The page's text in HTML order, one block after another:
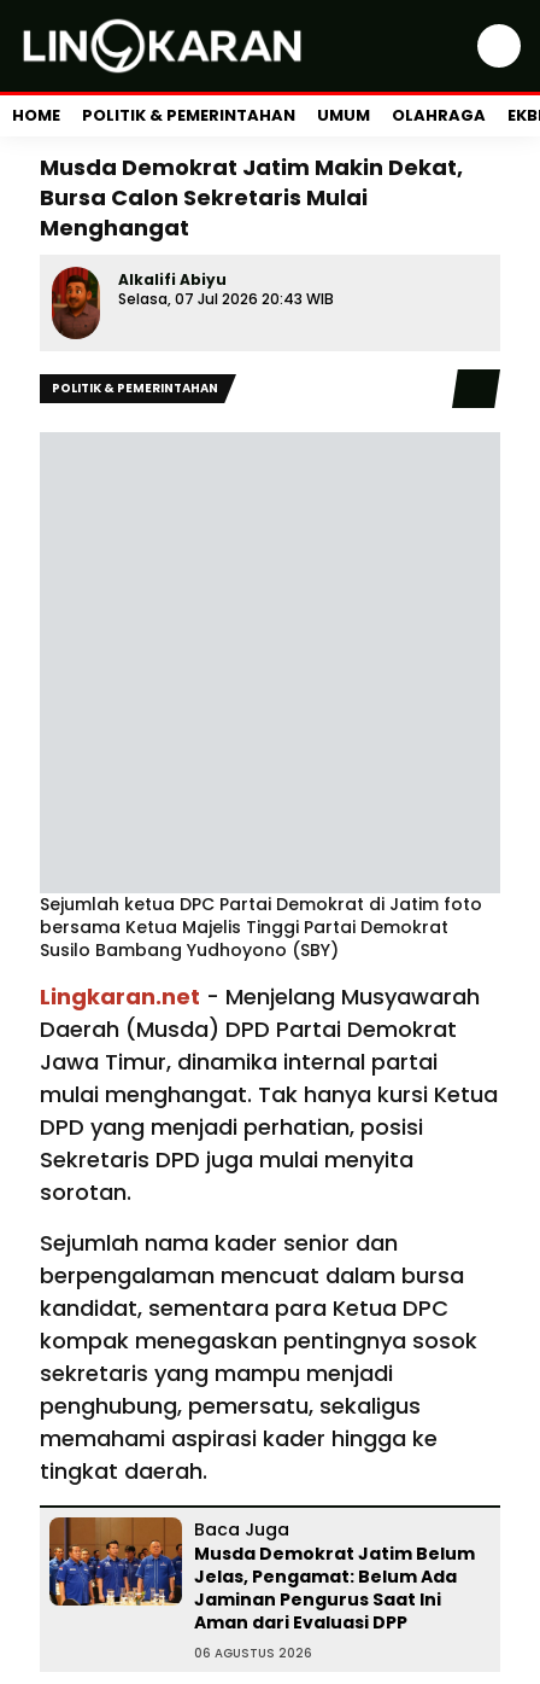
HOME POLITIK & PEMERINTAHAN UMUM OLAHRAGA
Musda Demokrat Jatim Makin Dekat,
Bursa Calon Sekretaris Mulai
Menghangat
Alkalifi Abiyu
Selasa, 07 Jul 2026 20:43 WIB
POLITIK & PEMERINTAHAN
Sejumlah ketua DPC Partai Demokrat di Jatim foto
bersama Ketua Majelis Tinggi Partai Demokrat
Susilo Bambang Yudhoyono (SBY)
Lingkaran.net - Menjelang Musyawarah
Daerah (Musda) DPD Partai Demokrat
Jawa Timur, dinamika internal partai
mulai menghangat. Tak hanya kursi Ketua
DPD yang menjadi perhatian, posisi
Sekretaris DPD juga mulai menyita
sorotan.
Sejumlah nama kader senior dan
berpengalaman mencuat dalam bursa
kandidat, sementara para Ketua DPC
kompak menegaskan pentingnya sosok
sekretaris yang mampu menjadi
penghubung, pemersatu, sekaligus
memahami aspirasi kader hingga ke
tingkat daerah.
Baca Juga
Musda Demokrat Jatim Belum
Jelas, Pengamat: Belum Ada
Jaminan Pengurus Saat Ini
Aman dari Evaluasi DPP
06 AGUSTUS 2026